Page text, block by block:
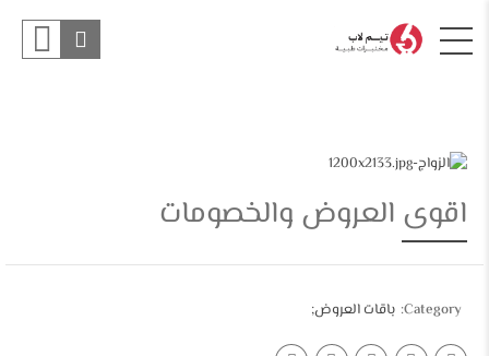
اقوى العروض والخصومات
Category باقات العروض